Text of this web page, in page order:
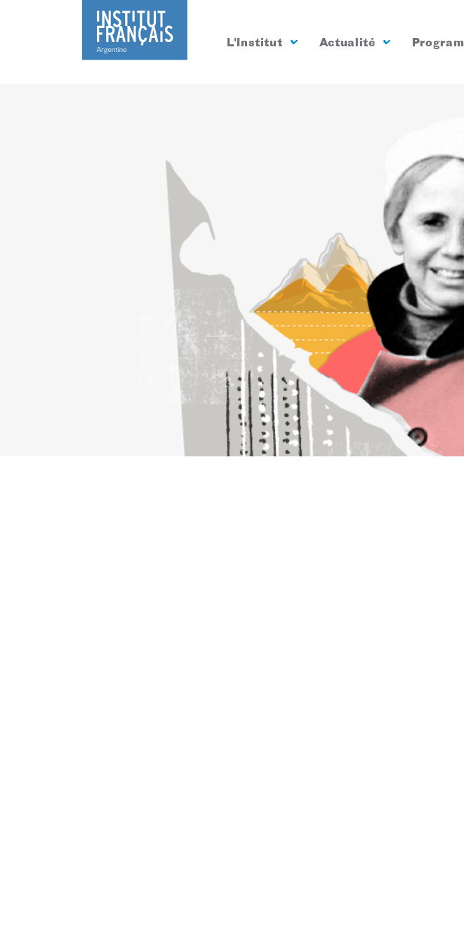
L'Institut Actualité